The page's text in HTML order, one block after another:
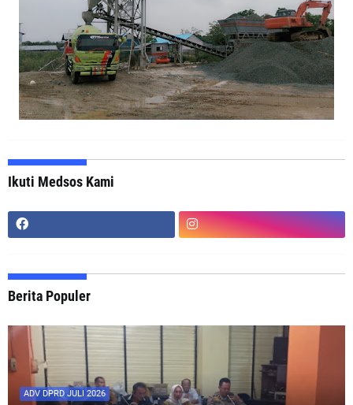
Ikuti Medsos Kami
Berita Populer
ADV DPRD JULI 2026